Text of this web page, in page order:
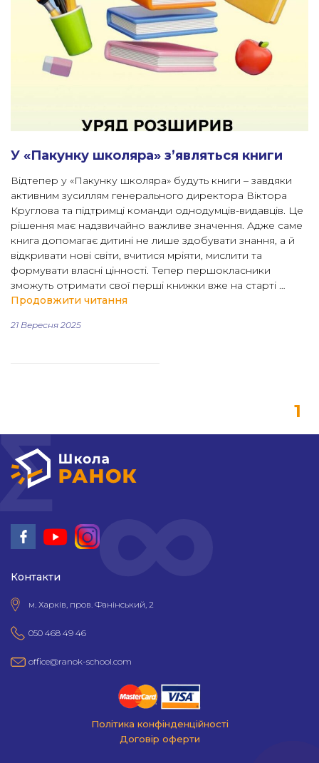
У «Пакунку школяра» з’являться книги
Відтепер у «Пакунку школяра» будуть книги – завдяки
активним зусиллям генерального директора Віктора
Круглова та підтримці команди однодумців-видавців. Це
рішення має надзвичайно важливе значення. Адже саме
книга допомагає дитині не лише здобувати знання, а й
відкривати нові світи, вчитися мріяти, мислити та
формувати власні цінності. Тепер першокласники
зможуть отримати свої перші книжки вже на старті …
Продовжити читання
21 Вересня 2025
1
Контакти
м. Харків, пров. Фанінський, 2
050 468 49 46
office@ranok-school.com
Політика конфінденційності
Договір оферти